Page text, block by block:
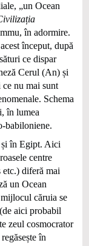
„un Ocean
în adormire.
început, după
ce dispar
Cerul (An) și
nu mai sunt
Schema
în lumea
babiloniene.
în Egipt. Aici
centre
diferă mai
un Ocean
căruia se
aici probabil
zeul cosmocrator
în